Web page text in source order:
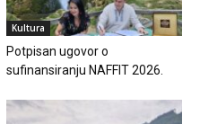
Kultura
Potpisan ugovor o
sufinansiranju NAFFIT 2026.